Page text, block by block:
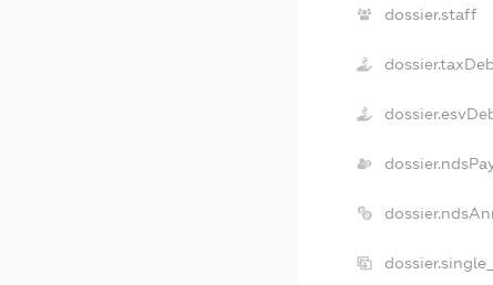
dossier.staff